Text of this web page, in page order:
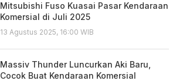
Mitsubishi Fuso Kuasai Pasar Kendaraan
Komersial di Juli 2025
13 Agustus 2025, 16:00 WIB
Massiv Thunder Luncurkan Aki Baru,
Cocok Buat Kendaraan Komersial